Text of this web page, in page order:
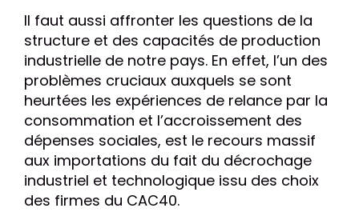
Il faut aussi affronter les questions de la
structure et des capacités de production
industrielle de notre pays. En effet, l’un des
problèmes cruciaux auxquels se sont
heurtées les expériences de relance par la
consommation et l’accroissement des
dépenses sociales, est le recours massif
aux importations du fait du décrochage
industriel et technologique issu des choix
des firmes du CAC40.